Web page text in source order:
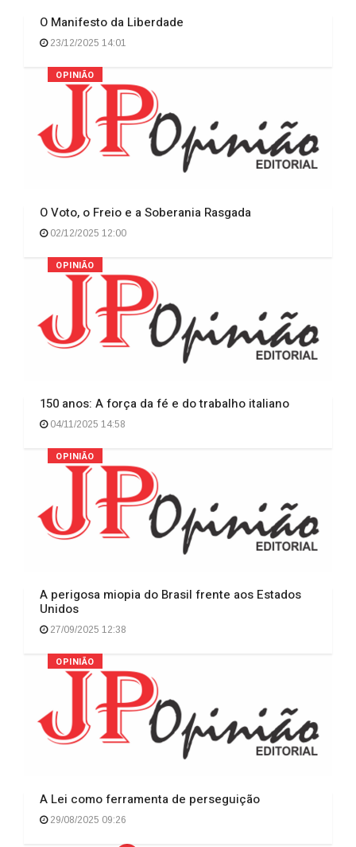
O Manifesto da Liberdade
23/12/2025 14:01
OPINIÃO
O Voto, o Freio e a Soberania Rasgada
02/12/2025 12:00
OPINIÃO
150 anos: A força da fé e do trabalho italiano
04/11/2025 14:58
OPINIÃO
A perigosa miopia do Brasil frente aos Estados
Unidos
27/09/2025 12:38
OPINIÃO
A Lei como ferramenta de perseguição
29/08/2025 09:26